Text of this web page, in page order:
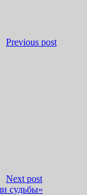
Previous post
Next post
судьбы»